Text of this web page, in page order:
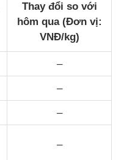
Thay đổi so với
hôm qua (Đơn vị:
VNĐ/kg)
–
–
–
–